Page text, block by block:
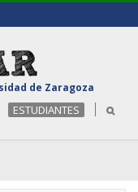
de Zaragoza
ESTUDIANTES